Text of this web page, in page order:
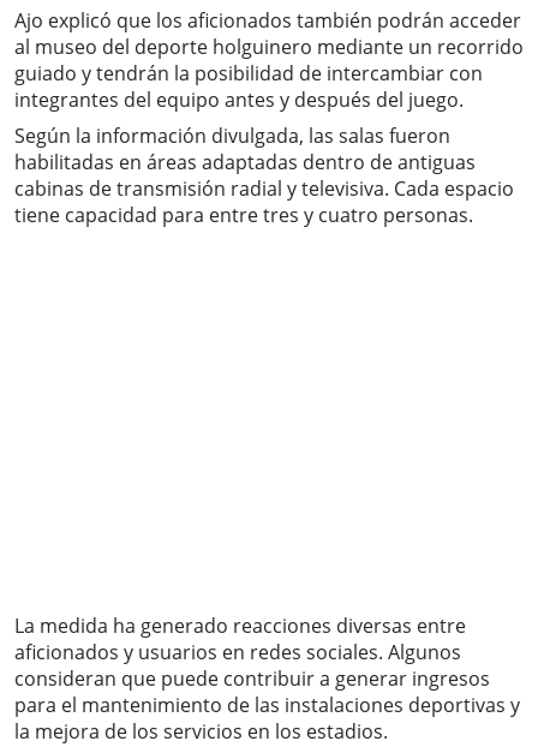
Ajo explicó que los aficionados también podrán acceder
al museo del deporte holguinero mediante un recorrido
guiado y tendrán la posibilidad de intercambiar con
integrantes del equipo antes y después del juego.
Según la información divulgada, las salas fueron
habilitadas en áreas adaptadas dentro de antiguas
cabinas de transmisión radial y televisiva. Cada espacio
tiene capacidad para entre tres y cuatro personas.
La medida ha generado reacciones diversas entre
aficionados y usuarios en redes sociales. Algunos
consideran que puede contribuir a generar ingresos
para el mantenimiento de las instalaciones deportivas y
la mejora de los servicios en los estadios.